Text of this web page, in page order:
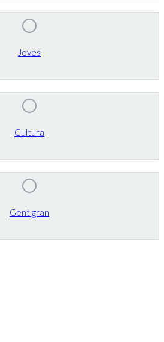
Joves
Cultura
Gent gran